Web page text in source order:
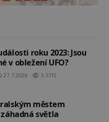
roku 2023: Jsou
v obležení UFO?
27.7.2026 3.5TIS
městem
světla